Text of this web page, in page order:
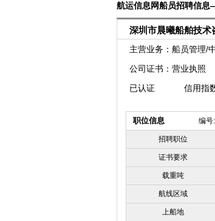
航运信息网船员招聘信息
深圳市晨曦船舶技术
主营业务：船员管理/
公司证书：营业执照
已认证 信用指
职位信息 编号
招聘职位
证书要求
载重吨
航线区域
上船地